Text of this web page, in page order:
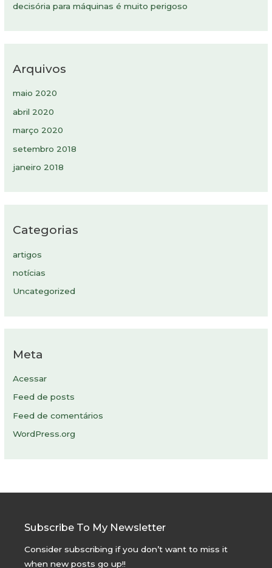
decisória para máquinas é muito perigoso
Arquivos
maio 2020
abril 2020
março 2020
setembro 2018
janeiro 2018
Categorias
artigos
notícias
Uncategorized
Meta
Acessar
Feed de posts
Feed de comentários
WordPress.org
Subscribe To My Newsletter
Consider subscribing if you don’t want to miss it
when new posts go up!!